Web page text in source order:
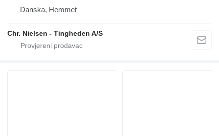
Danska, Hemmet
Chr. Nielsen - Tingheden A/S